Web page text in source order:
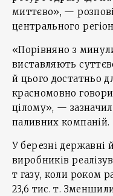
миттєво», —
центрального
«Порівняно з
виставляють
й цього достатньо
красномовно
цілому», —
паливних компаній.
У березні державні
виробників
т газу, коли роком
23,6 тис. т.